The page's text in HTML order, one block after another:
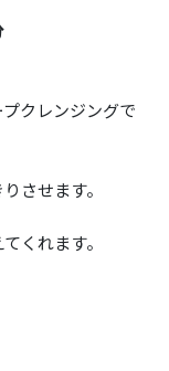
クレンジングで
させます。
くれます。